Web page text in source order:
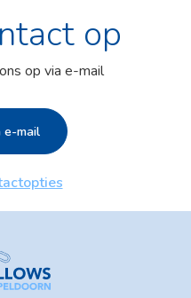
op
op via e-mail
e-mail